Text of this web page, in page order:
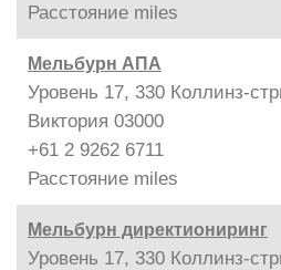
Расстояние miles
Мельбурн АПА
Уровень 17, 330 Коллинз-
Виктория 03000
+61 2 9262 6711
Расстояние miles
Мельбурн директиониринг
Уровень 17, 330 Коллинз-